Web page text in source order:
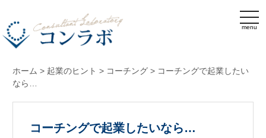
menu
ホーム > 起業のヒント > コーチング > コーチングで起業したい
なら…
コーチングで起業したいなら…